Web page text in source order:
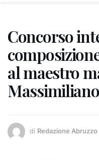
Concorso
al maestro
di Redazione Abruzzo